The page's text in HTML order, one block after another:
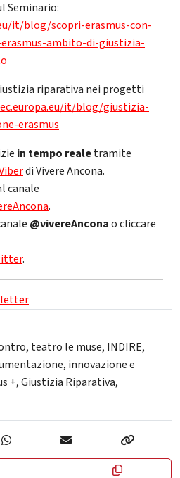
Seminario:
it/blog/scopri-erasmus-con-
ambito-di-giustizia-
riparativa nei progetti
it/blog/giustizia-
erasmus
in tempo realetramite
di Vivere Ancona.
canale
.
@vivereAnconao cliccare
.
, teatro le muse, INDIRE,
innovazione e
+,Giustizia Riparativa,